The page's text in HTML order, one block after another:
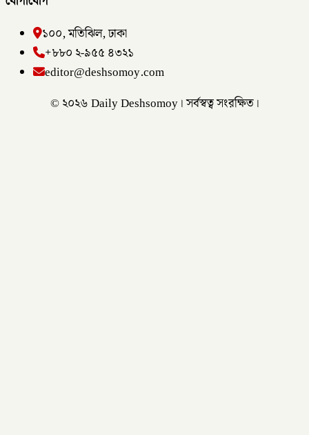
১০০, মতিঝিল, ঢাকা
+৮৮০ ২-৯৫৫ ৪৩২১
editor@deshsomoy.com
© ২০২৬ Daily Deshsomoy। সর্বস্বত্ব সংরক্ষিত।